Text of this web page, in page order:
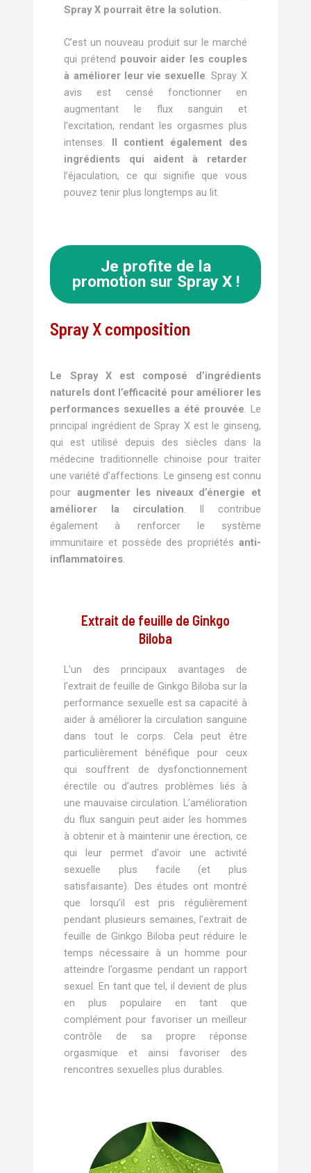
Spray X pourrait être la solution.
C’est un nouveau produit sur le marché
qui prétend pouvoir aider les couples
à améliorer leur vie sexuelle. Spray X
avis est censé fonctionner en
augmentant le flux sanguin et
l’excitation, rendant les orgasmes plus
intenses. Il contient également des
ingrédients qui aident à retarder
l’éjaculation, ce qui signifie que vous
pouvez tenir plus longtemps au lit.
Je profite de la
promotion sur Spray X !
Spray X composition
Le Spray X est composé d’ingrédients
naturels dont l’efficacité pour améliorer les
performances sexuelles a été prouvée . Le
principal ingrédient de Spray X est le ginseng,
qui est utilisé depuis des siècles dans la
médecine traditionnelle chinoise pour traiter
une variété d’affections. Le ginseng est connu
pour augmenter les niveaux d’énergie et
améliorer la circulation . Il contribue
également à renforcer le système
immunitaire et possède des propriétés anti-
inflammatoires
Extrait de feuille de Ginkgo
Biloba
L’un des principaux avantages de
l’extrait de feuille de Ginkgo Biloba sur la
performance sexuelle est sa capacité à
aider à améliorer la circulation sanguine
dans tout le corps. Cela peut être
particulièrement bénéfique pour ceux
qui souffrent de dysfonctionnement
érectile ou d’autres problèmes liés à
une mauvaise circulation. L’amélioration
du flux sanguin peut aider les hommes
à obtenir et à maintenir une érection, ce
qui leur permet d’avoir une activité
sexuelle plus facile (et plus
satisfaisante). Des études ont montré
que lorsqu’il est pris régulièrement
pendant plusieurs semaines, l’extrait de
feuille de Ginkgo Biloba peut réduire le
temps nécessaire à un homme pour
atteindre l’orgasme pendant un rapport
sexuel. En tant que tel, il devient de plus
en plus populaire en tant que
complément pour favoriser un meilleur
contrôle de sa propre réponse
orgasmique et ainsi favoriser des
rencontres sexuelles plus durables.